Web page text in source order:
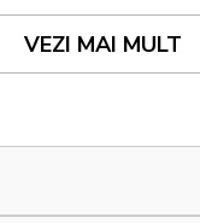
VEZI MAI MULT